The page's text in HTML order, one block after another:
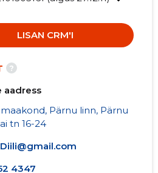
LISAN CRM'I
?
aadress
Pärnu linn, Pärnu
tn 16-24
4347